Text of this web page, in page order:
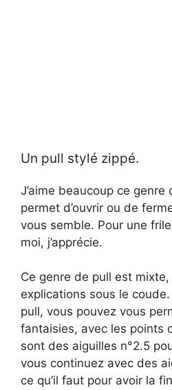
Un pull stylé zippé.
J’aime beaucoup ce genre
permet d’ouvrir ou de
vous semble. Pour une
moi, j’apprécie.
Ce genre de pull est
explications sous le
pull, vous pouvez vous
fantaisies, avec les points
sont des aiguilles n°2.5
vous continuez avec des
ce qu’il faut pour avoir la